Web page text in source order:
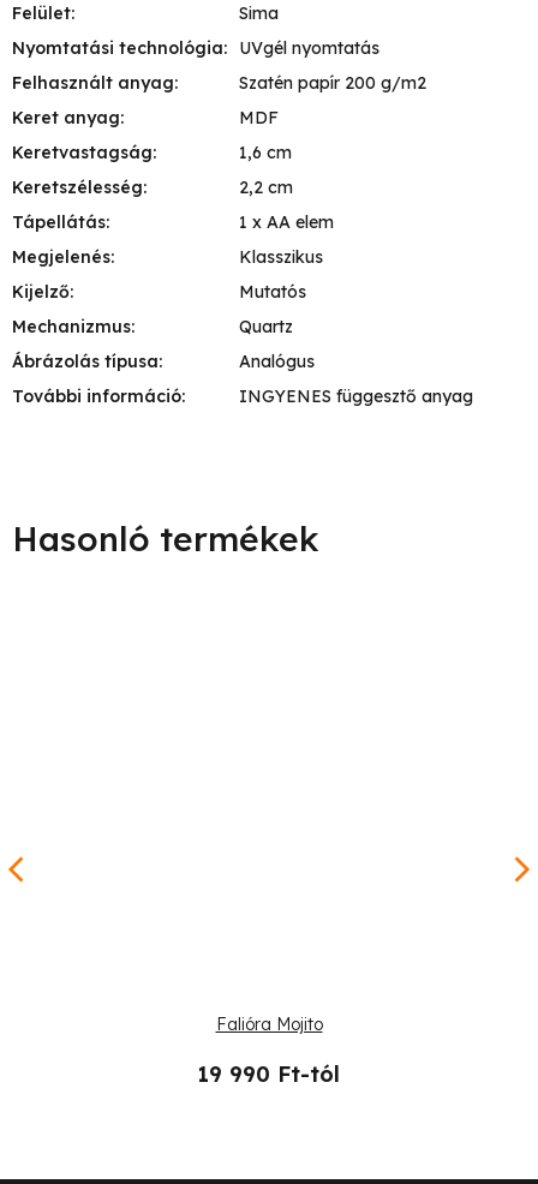
Felület:
Sima
Nyomtatási technológia:
UVgél nyomtatás
Felhasznált anyag:
Szatén papír 200 g/m2
Keret anyag:
MDF
Keretvastagság:
1,6 cm
Keretszélesség:
2,2 cm
Tápellátás:
1 x AA elem
Megjelenés:
Klasszikus
Kijelző:
Mutatós
Mechanizmus:
Quartz
Ábrázolás típusa:
Analógus
További információ: INGYENES függesztő anyag
Falióra Mojito
19 990 Ft-tól